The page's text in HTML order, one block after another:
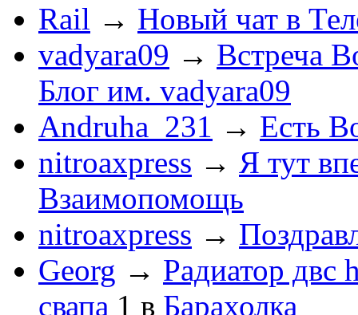
Rail → Новый чат в
vadyara09 → Встреча
Блог им. vadyara09
Andruha_231 → Есть
nitroaxpress → Я тут
Взаимопомощь
nitroaxpress →
Georg → Радиатор двс
свапа 1 в Барахолка